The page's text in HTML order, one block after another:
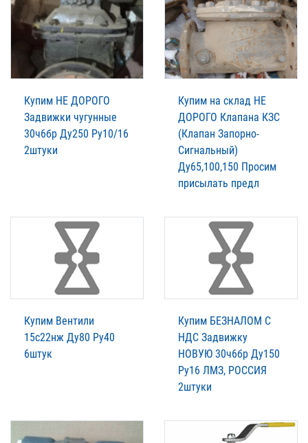
Купим НЕ ДОРОГО
Задвижки чугунные
30ч6бр Ду250 Ру10/16
2штуки
Купим на склад НЕ
ДОРОГО Клапана КЗС
(Клапан Запорно-
Сигнальный)
Ду65,100,150 Просим
присылать предл
Купим Вентили
15с22нж Ду80 Ру40
6штук
Купим БЕЗНАЛОМ С
НДС Задвижку
НОВУЮ 30ч6бр Ду150
Ру16 ЛМЗ, РОССИЯ
2штуки